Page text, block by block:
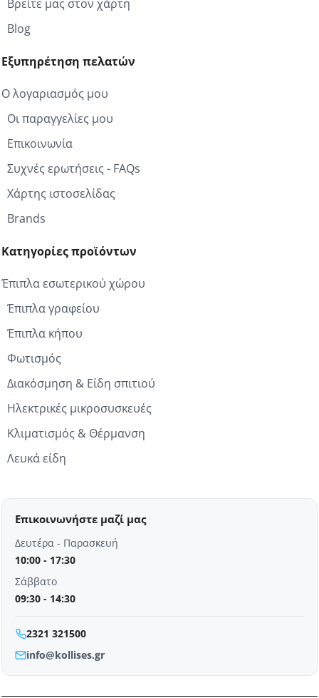
Βρείτε μας στον χάρτη
Blog
Εξυπηρέτηση πελατών
Ο λογαριασμός μου
Οι παραγγελίες μου
Επικοινωνία
Συχνές ερωτήσεις - FAQs
Χάρτης ιστοσελίδας
Brands
Κατηγορίες προϊόντων
Έπιπλα εσωτερικού χώρου
Έπιπλα γραφείου
Έπιπλα κήπου
Φωτισμός
Διακόσμηση & Είδη σπιτιού
Ηλεκτρικές μικροσυσκευές
Κλιματισμός & Θέρμανση
Λευκά είδη
Επικοινωνήστε μαζί μας
Δευτέρα - Παρασκευή
10:00 - 17:30
Σάββατο
09:30 - 14:30
2321 321500
info@kollises.gr